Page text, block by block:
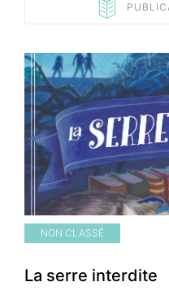
NON CLASSÉ
La serre interdite